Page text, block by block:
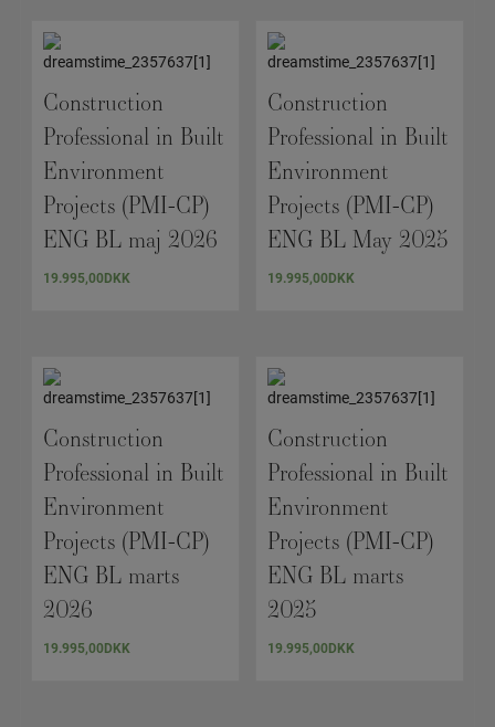
Construction
Professional in Built
Environment
Projects (PMI-CP)
ENG BL maj 2026
19.995,00DKK
Construction
Professional in Built
Environment
Projects (PMI-CP)
ENG BL May 2025
19.995,00DKK
Construction
Professional in Built
Environment
Projects (PMI-CP)
ENG BL marts
2026
19.995,00DKK
Construction
Professional in Built
Environment
Projects (PMI-CP)
ENG BL marts
2025
19.995,00DKK